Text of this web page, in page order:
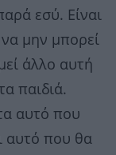
εσύ. Είναι
μην μπορεί
άλλο αυτή
παιδιά.
αυτό που
αυτό που θα